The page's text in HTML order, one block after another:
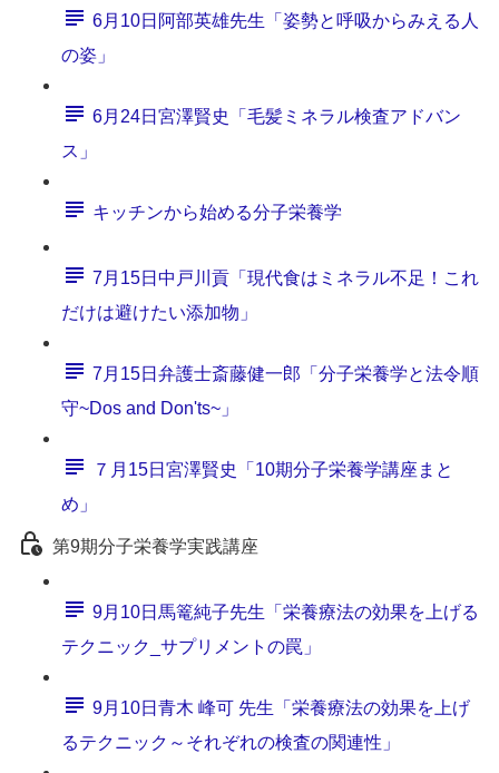
6月10日阿部英雄先生「姿勢と呼吸からみえる人
の姿」
6月24日宮澤賢史「毛髪ミネラル検査アドバン
ス」
キッチンから始める分子栄養学
7月15日中戸川貢「現代食はミネラル不足！これ
だけは避けたい添加物」
7月15日弁護士斎藤健一郎「分子栄養学と法令順
守~Dos and Don'ts~」
７月15日宮澤賢史「10期分子栄養学講座まと
め」
第9期分子栄養学実践講座
9月10日馬篭純子先生「栄養療法の効果を上げる
テクニック_サプリメントの罠」
9月10日青木 峰可 先生「栄養療法の効果を上げ
るテクニック～それぞれの検査の関連性」